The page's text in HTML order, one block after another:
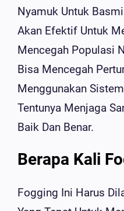
Nyamuk Untuk
Akan Efektif Untuk
Mencegah Populasi
Bisa Mencegah
Menggunakan
Tentunya Menjaga
Baik Dan Benar.
Berapa Kali
Fogging Ini Harus